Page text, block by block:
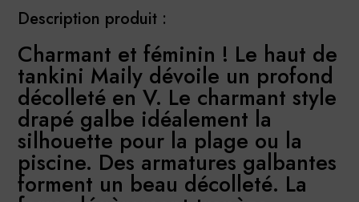
Description produit :
Charmant et féminin ! Le haut de
tankini Maily dévoile un profond
décolleté en V. Le charmant style
drapé galbe idéalement la
silhouette pour la plage ou la
piscine. Des armatures galbantes
forment un beau décolleté. La